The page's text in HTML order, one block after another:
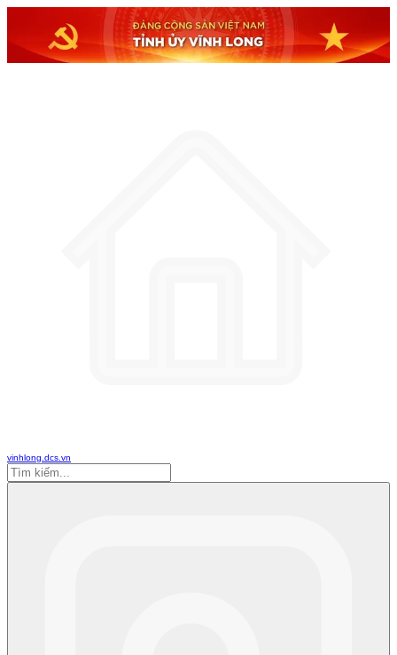
vinhlong.dcs.vn